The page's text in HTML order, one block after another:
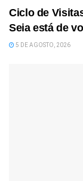
Ciclo de
Seia está de
5 DE AGOSTO, 2026